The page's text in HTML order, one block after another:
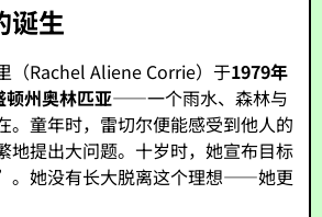
诞生
Rachel Aliene Corrie）于1979年
顿州奥林匹亚——一个雨水、森林与
。童年时，雷切尔便能感受到他人的
地提出大问题。十岁时，她宣布目标
她没有长大脱离这个理想——她更